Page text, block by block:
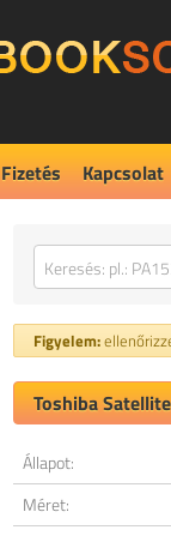
Fizetés Kapcsolat
Figyelem:
Toshiba
Állapot:
Méret: